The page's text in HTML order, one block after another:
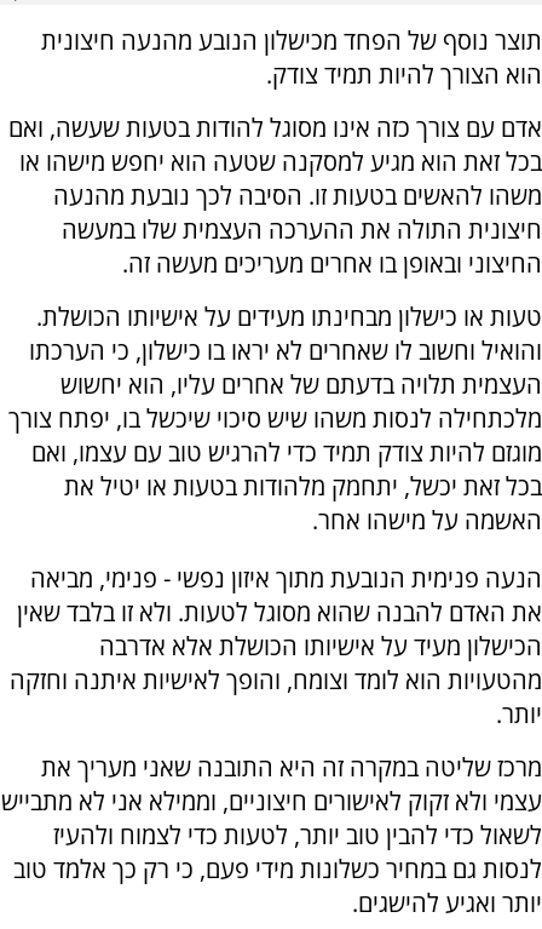
תוצר נוסף של הפחד מכישלון הנובע מהנעה חיצונית
הוא הצורך להיות תמיד צודק.
אדם עם צורך כזה אינו מסוגל להודות בטעות שעשה, ואם
בכל זאת הוא מגיע למסקנה שטעה הוא יחפש מישהו או
משהו להאשים בטעות זו. הסיבה לכך נובעת מהנעה
חיצונית התולה את ההערכה העצמית שלו במעשה
החיצוני ובאופן בו אחרים מעריכים מעשה זה.
טעות או כישלון מבחינתו מעידים על אישיותו הכושלת.
והואיל וחשוב לו שאחרים לא יראו בו כישלון, כי הערכתו
העצמית תלויה בדעתם של אחרים עליו, הוא יחשוש
מלכתחילה לנסות משהו שיש סיכוי שיכשל בו, יפתח צורך
מוגזם להיות צודק תמיד כדי להרגיש טוב עם עצמו, ואם
בכל זאת יכשל, יתחמק מלהודות בטעות או יטיל את
האשמה על מישהו אחר.
הנעה פנימית הנובעת מתוך איזון נפשי - פנימי, מביאה
את האדם להבנה שהוא מסוגל לטעות. ולא זו בלבד שאין
הכישלון מעיד על אישיותו הכושלת אלא אדרבה
מהטעויות הוא לומד וצומח, והופך לאישיות איתנה וחזקה
יותר.
מרכז שליטה במקרה זה היא התובנה שאני מעריך את
עצמי ולא זקוק לאישורים חיצוניים, וממילא אני לא מתבייש
לשאול כדי להבין טוב יותר, לטעות כדי לצמוח ולהעיז
לנסות גם במחיר כשלונות מידי פעם, כי רק כך אלמד טוב
יותר ואגיע להישגים.